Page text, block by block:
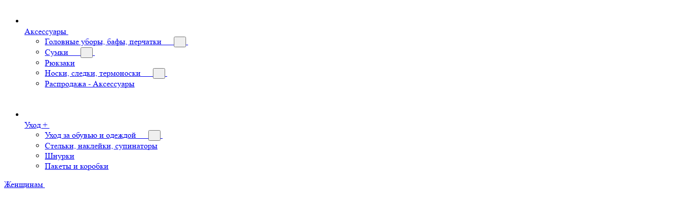
Аксессуары
Головные уборы, бафы, перчатки
Сумки
Рюкзаки
Носки, следки, термоноски
Распродажа - Аксессуары
Уход +
Уход за обувью и одеждой
Стельки, наклейки, супинаторы
Шнурки
Пакеты и коробки
Женщинам